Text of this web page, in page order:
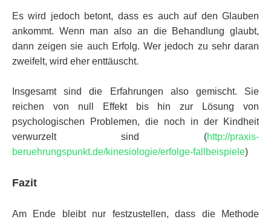
Es wird jedoch betont, dass es auch auf den Glauben
ankommt. Wenn man also an die Behandlung glaubt,
dann zeigen sie auch Erfolg. Wer jedoch zu sehr daran
zweifelt, wird eher enttäuscht.
Insgesamt sind die Erfahrungen also gemischt. Sie
reichen von null Effekt bis hin zur Lösung von
psychologischen Problemen, die noch in der Kindheit
verwurzelt sind (http://praxis-
beruehrungspunkt.de/kinesiologie/erfolge-fallbeispiele)
Fazit
Am Ende bleibt nur festzustellen, dass die Methode